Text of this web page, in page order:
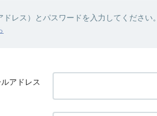
レス）とパスワードを入力してください。
ルアドレス